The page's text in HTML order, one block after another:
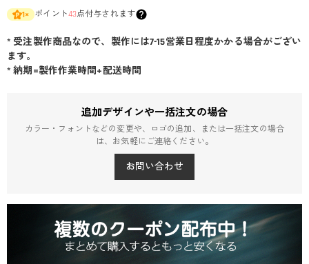
1× ポイント43点付与されます
* 受注製作商品なので、製作には7-15営業日程度かかる場合がござい
ます。
* 納期=製作作業時間+配送時間
追加デザインや一括注文の場合
カラー・フォントなどの変更や、ロゴの追加、または一括注文の場合
は、お気軽にご連絡ください。
お問い合わせ